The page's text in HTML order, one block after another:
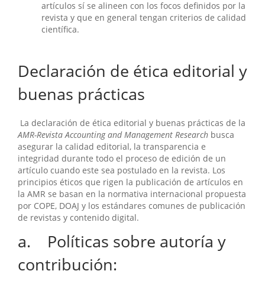
artículos sí se alineen con los focos definidos por la
revista y que en general tengan criterios de calidad
científica.
Declaración de ética editorial y
buenas prácticas
La declaración de ética editorial y buenas prácticas de la
AMR-Revista Accounting and Management Research busca
asegurar la calidad editorial, la transparencia e
integridad durante todo el proceso de edición de un
artículo cuando este sea postulado en la revista. Los
principios éticos que rigen la publicación de artículos en
la AMR se basan en la normativa internacional propuesta
por COPE, DOAJ y los estándares comunes de publicación
de revistas y contenido digital.
a. Políticas sobre autoría y
contribución: